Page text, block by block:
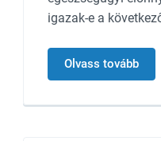
igazak-e a
Olvass tovább